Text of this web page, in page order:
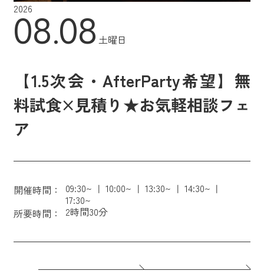
2026
08.08 土曜日
【1.5次会・AfterParty希望】無
料試食×見積り★お気軽相談フェ
ア
開催時間： 09:30~ 10:00~ 13:30~
14:30~
17:30~
所要時間：
2時間30分